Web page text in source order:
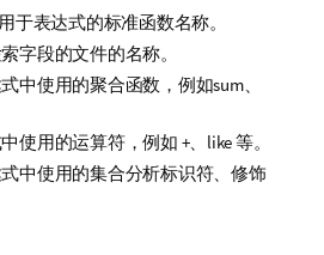
于表达式的标准函数名称。
字段的文件的名称。
式中使用的聚合函数，例如sum、
使用的运算符，例如 +、 like等。
中使用的集合分析标识符、修饰